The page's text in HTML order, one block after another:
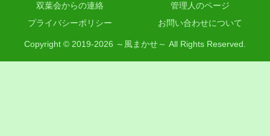
双葉会からの連絡
管理人のページ
プライバシーポリシー
お問い合わせについて
Copyright © 2019-2026 ～風まかせ～ All Rights Reserved.